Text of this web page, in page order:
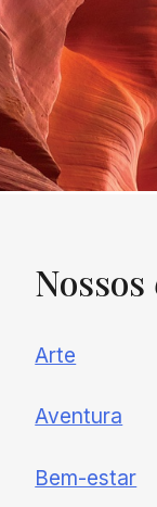
Nossos
Arte
Aventura
Bem-estar